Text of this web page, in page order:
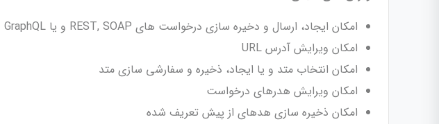
امکان ایجاد، ارسال و دخیره سازی درخواست های REST, SOAP و یا GraphQL
امکان ویرایش آدرس URL
امکان انتخاب متد و یا ایجاد، ذخیره و سفارشی سازی متد
امکان ویرایش هدرهای درخواست
امکان ذخیره سازی هدهای از پیش تعریف شده